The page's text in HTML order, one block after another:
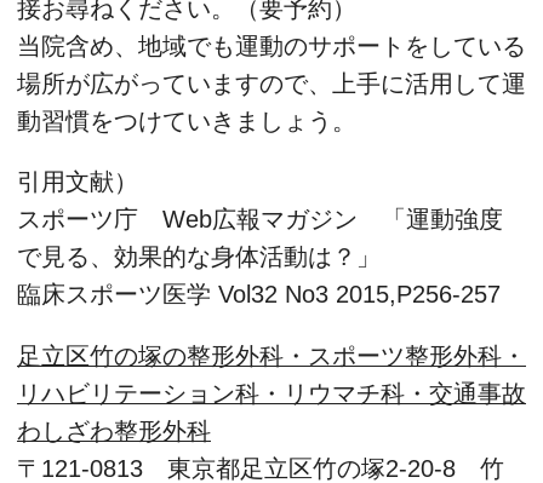
接お尋ねください。（要予約）
当院含め、地域でも運動のサポートをしている
場所が広がっていますので、上手に活用して運
動習慣をつけていきましょう。
引用文献）
スポーツ庁 Web広報マガジン 「運動強度
で見る、効果的な身体活動は？」
臨床スポーツ医学 Vol32 No3 2015,P256-257
足立区竹の塚の整形外科・スポーツ整形外科・
リハビリテーション科・リウマチ科・交通事故
わしざわ整形外科
〒121-0813 東京都足立区竹の塚2-20-8 竹